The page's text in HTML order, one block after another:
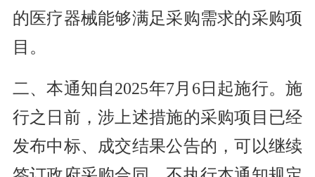
的医疗器械能够满足采购需求的采购项
目。
二、本通知自2025年7月6日起施行。施
行之日前，涉上述措施的采购项目已经
发布中标、成交结果公告的，可以继续